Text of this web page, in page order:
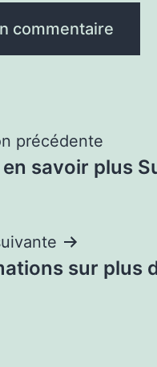
précédente
savoir plus
sur plus